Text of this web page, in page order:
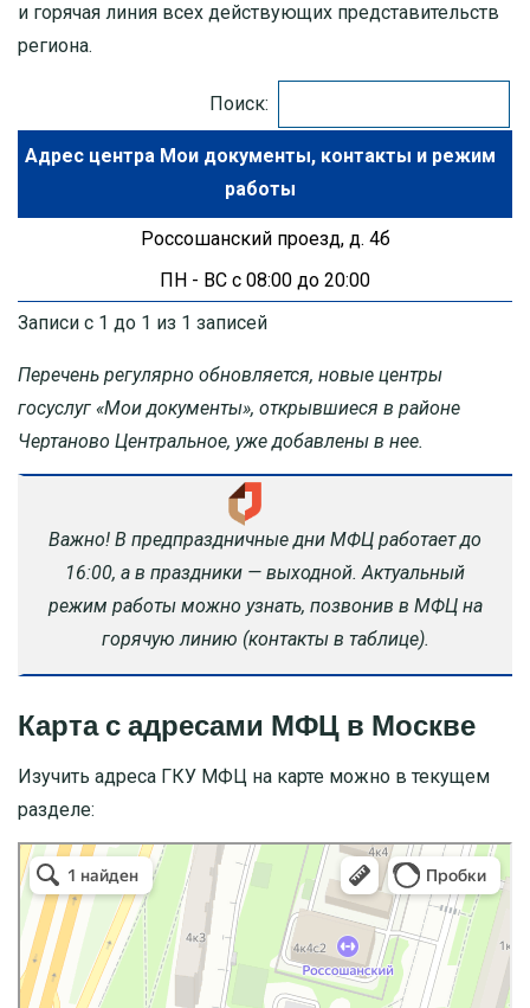
и горячая линия всех действующих представительств
региона.
Поиск:
Адрес центра Мои документы
Россошанский проезд, д. 4б
ПН - ВС с 08:00 до 20:00
Записи с 1 до 1 из 1 записей
Перечень регулярно обновляется, новые центры
госуслуг «Мои документы», открывшиеся в районе
Чертаново Центральное, уже добавлены в нее.
Важно! В предпраздничные дни МФЦ работает до
16:00, а в праздники — выходной. Актуальный
режим работы можно узнать, позвонив в МФЦ на
горячую линию (контакты в таблице).
Карта с адресами МФЦ в Москве
Изучить адреса ГКУ МФЦ на карте можно в текущем
разделе:
БАЛАШИХА